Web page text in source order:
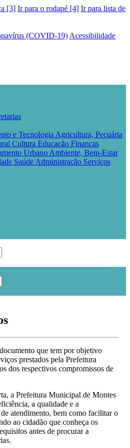
[3] Ir para o rodapé [4] Ir para lista de
(COVID-19) Acessibilidade
e Tecnologia Agricultura, Pecuária
Cultura Educação Finanças
Urbano Ambiente, Bem-Estar
Saúde Administração Serviços
que tem por objetivo
prestados pela Prefeitura
dos respectivos compromissos de
a Prefeitura Municipal de Montes
a qualidade e a
atendimento, bem como facilitar o
ao cidadão que conheça os
antes de procurar a